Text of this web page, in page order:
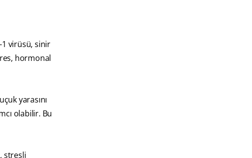
1 virüsü, sinir
hormonal
yarasını
olabilir. Bu
stresli